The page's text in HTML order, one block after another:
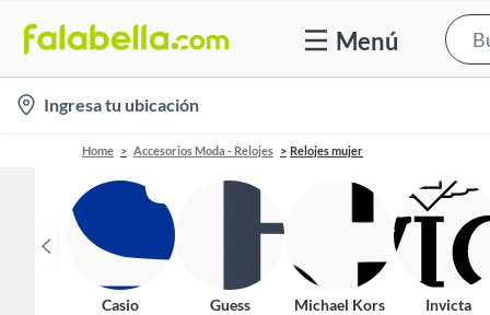
Menú
location-
icon
Ingresa tu ubicación
Home Accesorios Moda - Relojes Relojes mujer
Casio Guess Michael Kors Invicta